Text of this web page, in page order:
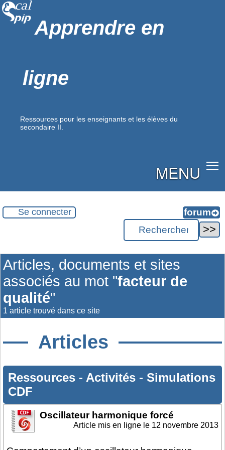
Apprendre en
ligne
Ressources pour les enseignants et les élèves du
secondaire II.
MENU
Se connecter
Articles, documents et sites
associés au mot "facteur de
qualité"
1 article trouvé dans ce site
Articles
Ressources - Activités - Simulations
CDF
Oscillateur harmonique forcé
Article mis en ligne le 12 novembre 2013